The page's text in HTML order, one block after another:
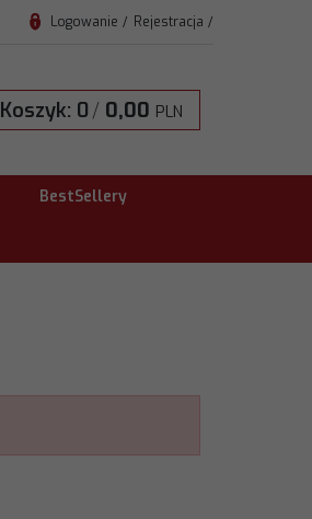
Logowanie Rejestracja
Koszyk: 0 / 0,00 PLN
BestSellery